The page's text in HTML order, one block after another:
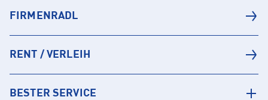
FIRMENRADL
RENT / VERLEIH
BESTER SERVICE